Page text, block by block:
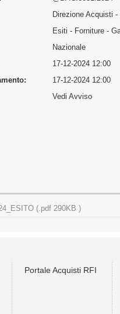
Direzione Acquisti
Esiti - Forniture-
Nazionale
17-12-2024 12:00
17-12-2024 12:00
Vedi Avviso
(.pdf 290KB )
Portale Acquisti RFI